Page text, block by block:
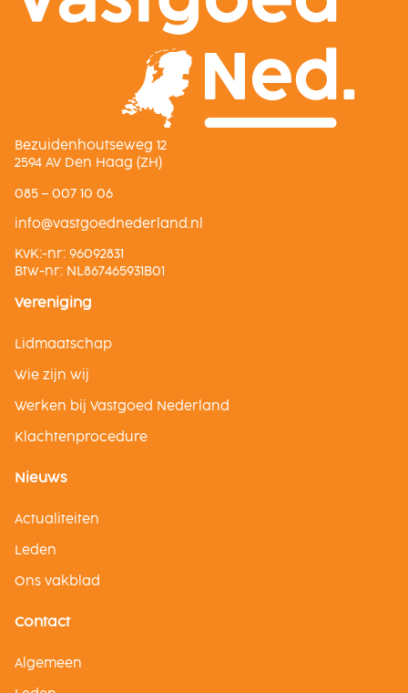
Bezuidenhoutseweg 12
2594 AV Den Haag (ZH)
085 – 007 10 06
ln.dnalredendeogtsav@ofni
KvK:-nr: 96092831
Btw-nr: NL867465931B01
Vereniging
Lidmaatschap
Wie zijn wij
Werken bij Vastgoed Nederland
Klachtenprocedure
Nieuws
Actualiteiten
Leden
Ons vakblad
Contact
Algemeen